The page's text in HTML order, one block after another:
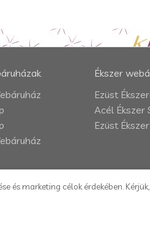
Ékszer
Ezüst
Acél Ékszer
Ezüst
és marketing célok érdekében.